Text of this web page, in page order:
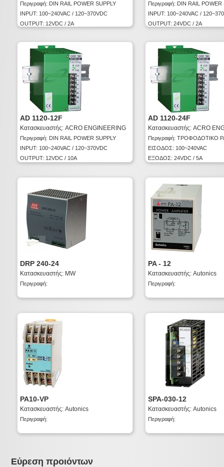
Περιγραφή: DIN RAIL POWER SUPPLY
INPUT: 100~240VAC / 120~370VDC
OUTPUT: 12VDC / 2A
Περιγραφή: DIN RAIL POWER
INPUT: 100~240VAC /
OUTPUT: 24VDC / 2A
AD 1120-12F
Κατασκευαστής: ACRO ENGINEERING
Περιγραφή: DIN RAIL POWER SUPPLY
INPUT: 100~240VAC / 120~370VDC
OUTPUT: 12VDC / 10A
AD 1120-24F
Κατασκευαστής: ACRO
Περιγραφή: ΤΡΟΦΟΔΟΤΙΚΟ
ΕΙΣΟΔΟΣ: 100~240VAC
ΕΞΟΔΟΣ: 24VDC / 5A
DRP 240-24
Κατασκευαστής: MW
Περιγραφή:
PA - 12
Κατασκευαστής: Autonics
Περιγραφή:
PA10-VP
Κατασκευαστής: Autonics
Περιγραφή:
SPA-030-12
Κατασκευαστής: Autonics
Περιγραφή:
Εύρεση προιόντων